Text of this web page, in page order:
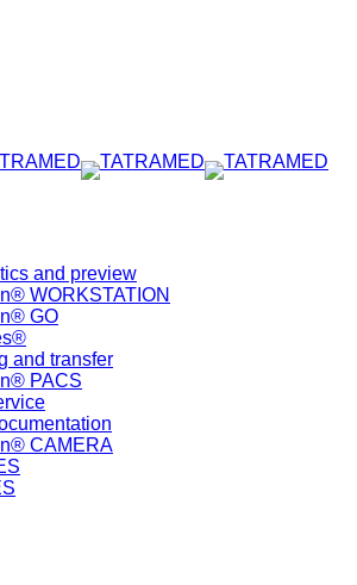
and preview
WORKSTATION
GO
and transfer
PACS
CAMERA